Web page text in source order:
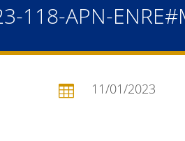
118-APN-
 11/01/2023